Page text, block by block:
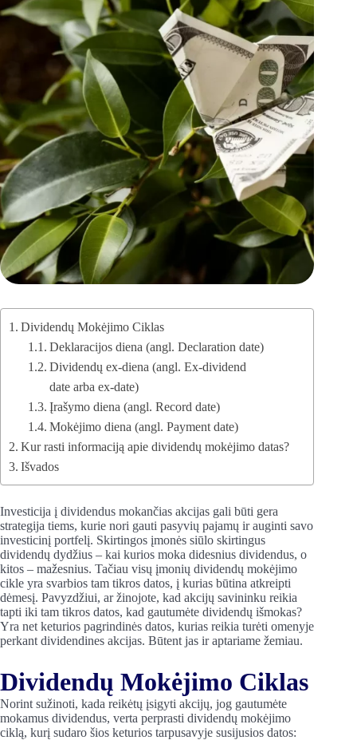
Dividendų Mokėjimo Ciklas
Deklaracijos diena (angl. Declaration date)
Dividendų ex-diena (angl. Ex-dividend
date arba ex-date)
Įrašymo diena (angl. Record date)
Mokėjimo diena (angl. Payment date)
Kur rasti informaciją apie dividendų mokėjimo datas?
Išvados
Investicija į dividendus mokančias akcijas gali būti gera
strategija tiems, kurie nori gauti pasyvių pajamų ir auginti savo
investicinį portfelį. Skirtingos įmonės siūlo skirtingus
dividendų dydžius – kai kurios moka didesnius dividendus, o
kitos – mažesnius. Tačiau visų įmonių dividendų mokėjimo
cikle yra svarbios tam tikros datos, į kurias būtina atkreipti
dėmesį. Pavyzdžiui, ar žinojote, kad akcijų savininku reikia
tapti iki tam tikros datos, kad gautumėte dividendų išmokas?
Yra net keturios pagrindinės datos, kurias reikia turėti omenyje
perkant dividendines akcijas. Būtent jas ir aptariame žemiau.
Dividendų Mokėjimo Ciklas
Norint sužinoti, kada reikėtų įsigyti akcijų, jog gautumėte
mokamus dividendus, verta perprasti dividendų mokėjimo
ciklą, kurį sudaro šios keturios tarpusavyje susijusios datos: